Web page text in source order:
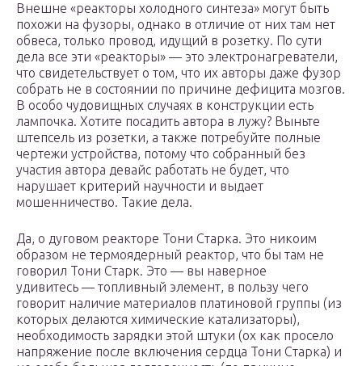
Внешне «реакторы холодного синтеза» могут быть
похожи на фузоры, однако в отличие от них там нет
обвеса, только провод, идущий в розетку. По сути
дела все эти «реакторы» — это электронагреватели,
что свидетельствует о том, что их авторы даже фузор
собрать не в состоянии по причине дефицита мозгов.
В особо чудовищных случаях в конструкции есть
лампочка. Хотите посадить автора в лужу? Выньте
штепсель из розетки, а также потребуйте полные
чертежи устройства, потому что собранный без
участия автора девайс работать не будет, что
нарушает критерий научности и выдает
мошенничество. Такие дела.
Да, о дуговом реакторе Тони Старка. Это никоим
образом не термоядерный реактор, что бы там не
говорил Тони Старк. Это — вы наверное
удивитесь — топливный элемент, в пользу чего
говорит наличие материалов платиновой группы (из
которых делаются химические катализаторы),
необходимость зарядки этой штуки (ох как просело
напряжение после включения сердца Тони Старка) и